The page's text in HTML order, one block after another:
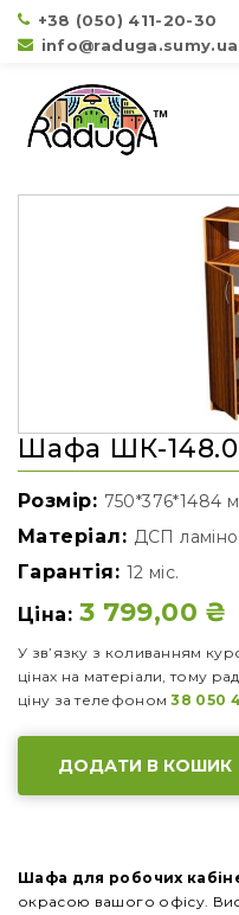
+38 (050) 411-20-30
info@raduga.sumy.ua
Шафа ШК-
Розмір: 750*376*1484
Матеріал: ДСП
Гарантія: 12 міс.
Ціна: 3 799,00 ₴
У зв’язку з коливанням
цінах на матеріали, тому
ціну за телефоном38 050
ДОДАТИ В КОШИК
Шафа для робочих
окрасою вашого офісу.